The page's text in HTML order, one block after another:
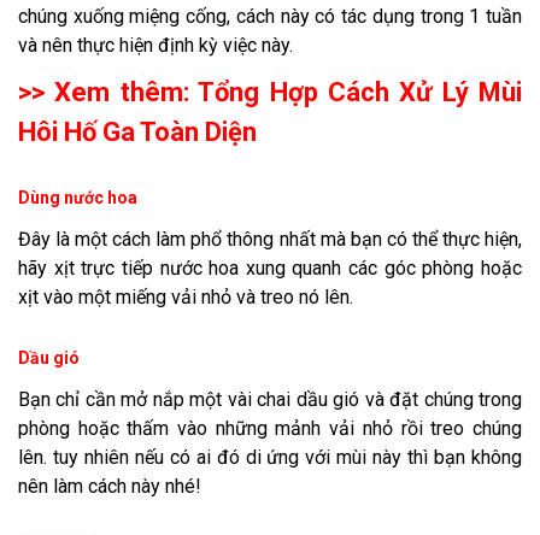
chúng xuống miệng cống, cách này có tác dụng trong 1 tuần
và nên thực hiện định kỳ việc này.
>> Xem thêm:Tổng Hợp Cách Xử Lý Mùi
Hôi Hố Ga Toàn Diện
Dùng nước hoa
Đây là một cách làm phổ thông nhất mà bạn có thể thực hiện,
hãy xịt trực tiếp nước hoa xung quanh các góc phòng hoặc
xịt vào một miếng vải nhỏ và treo nó lên.
Dầu gió
Bạn chỉ cần mở nắp một vài chai dầu gió và đặt chúng trong
phòng hoặc thấm vào những mảnh vải nhỏ rồi treo chúng
lên. tuy nhiên nếu có ai đó di ứng với mùi này thì bạn không
nên làm cách này nhé!